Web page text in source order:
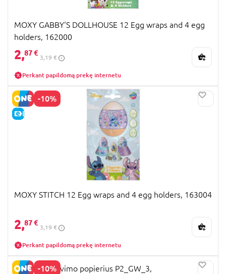
MOXY GABBY'S DOLLHOUSE 12 Egg wraps and 4 egg
holders, 162000
2,87 €
3,19 €
Perkant papildomą prekę internetu
-10%
E-KAINA
MOXY STITCH 12 Egg wraps and 4 egg holders, 163004
2,87 €
3,19 €
Perkant papildomą prekę internetu
-10%
Dovanų pakavimo popierius P2_GW_3,